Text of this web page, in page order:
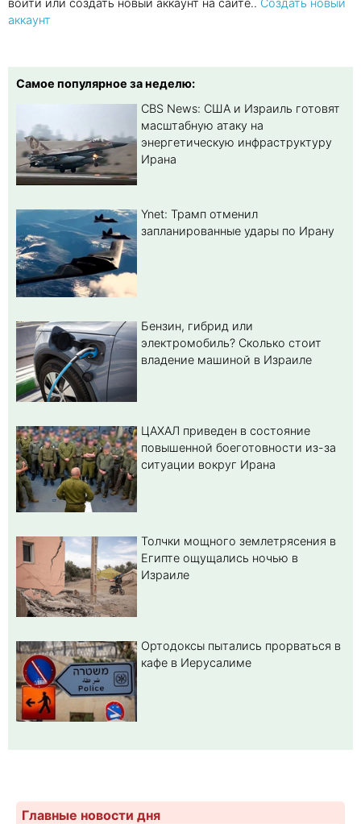
аккаунт
Самое популярное за неделю:
CBS News: США и Израиль готовят
масштабную атаку на
энергетическую инфраструктуру
Ирана
Ynet: Трамп отменил
запланированные удары по Ирану
Бензин, гибрид или
электромобиль? Cколько стоит
владение машиной в Израиле
ЦАХАЛ приведен в состояние
повышенной боеготовности из-за
ситуации вокруг Ирана
Толчки мощного землетрясения в
Египте ощущались ночью в
Израиле
Ортодоксы пытались прорваться в
кафе в Иерусалиме
Главные новости дня